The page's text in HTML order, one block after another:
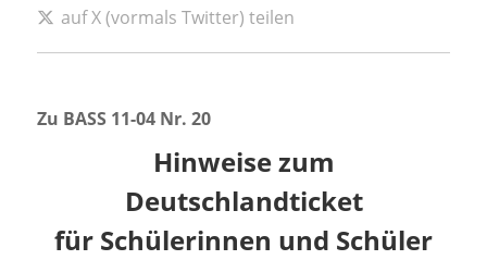
auf X (vormals Twitter) teilen
Zu BASS 11-04 Nr. 20
Hinweise zum
Deutschlandticket
für Schülerinnen und Schüler